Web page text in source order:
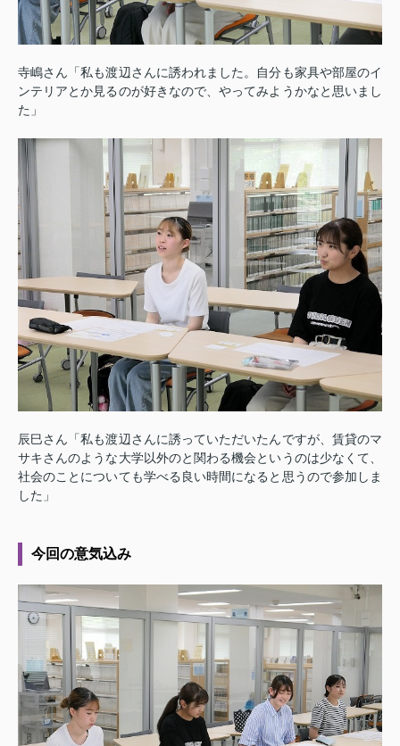
寺嶋さん「私も渡辺さんに誘われました。自分も家具や部屋のイ
ンテリアとか見るのが好きなので、やってみようかなと思いまし
た」
辰巳さん「私も渡辺さんに誘っていただいたんですが、賃貸のマ
サキさんのような大学以外のと関わる機会というのは少なくて、
社会のことについても学べる良い時間になると思うので参加しま
した」
今回の意気込み